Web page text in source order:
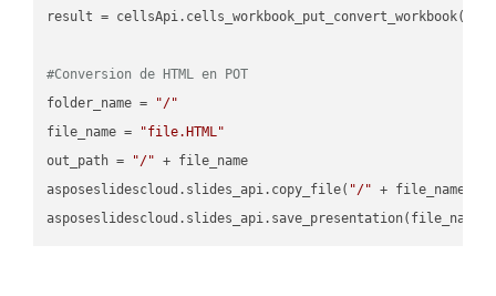
result =
#Conversion de HTML en POT
folder_name =
"/"
file_name =
"file.HTML"
out_path =
"/" + file_name
asposeslidescloud.slides_api.copy_file( "/" + file_name,